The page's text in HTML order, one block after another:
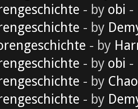
- by obi -
- by
- by
- by obi -
- by
- by